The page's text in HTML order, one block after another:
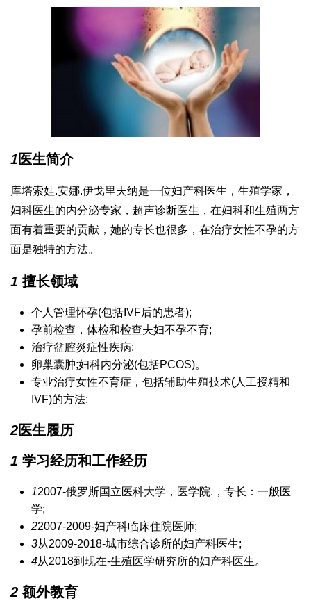
1医生简介
库塔索娃.安娜.伊戈里夫纳是一位妇产科医生，生殖学家，
妇科医生的内分泌专家，超声诊断医生，在妇科和生殖两方
面有着重要的贡献，她的专长也很多，在治疗女性不孕的方
面是独特的方法。
1 擅长领域
个人管理怀孕(包括IVF后的患者);
孕前检查，体检和检查夫妇不孕不育;
治疗盆腔炎症性疾病;
卵巢囊肿;妇科内分泌(包括PCOS)。
专业治疗女性不育症，包括辅助生殖技术(人工授精和
IVF)的方法;
2医生履历
1 学习经历和工作经历
12007-俄罗斯国立医科大学，医学院.，专长：一般医
学;
22007-2009-妇产科临床住院医师;
3从2009-2018-城市综合诊所的妇产科医生;
4从2018到现在-生殖医学研究所的妇产科医生。
2 额外教育